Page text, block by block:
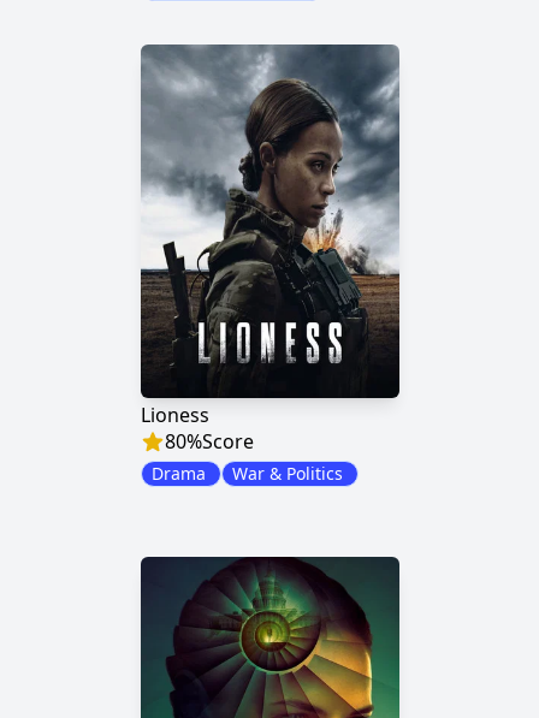
Lioness
80%Score
Drama War & Politics